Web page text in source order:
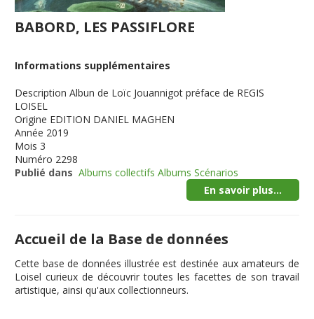
BABORD, LES PASSIFLORE
Informations supplémentaires
Description Albun de Loïc Jouannigot préface de REGIS
LOISEL
Origine EDITION DANIEL MAGHEN
Année 2019
Mois 3
Numéro 2298
Publié dans Albums collectifs Albums Scénarios
En savoir plus...
Accueil de la Base de données
Cette base de données illustréeest destinée aux amateurs de
Loisel curieux de découvrir toutes les facettes de son travail
artistique, ainsi qu'aux collectionneurs.